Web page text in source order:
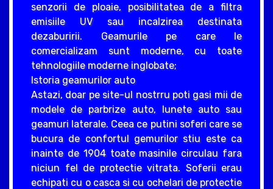
senzorii de ploaie, posibilitatea de a filtra
emisiile UV sau incalzirea destinata
dezaburirii. Geamurile pe care le
comercializam sunt moderne, cu toate
tehnologiile moderne inglobate;
Istoria geamurilor auto
Astazi, doar pe site-ul nostrru poti gasi mii de
modele de parbrize auto, lunete auto sau
geamuri laterale. Ceea ce putini soferi care se
bucura de confortul gemurilor stiu este ca
inainte de 1904 toate masinile circulau fara
niciun fel de protectie vitrata. Soferii erau
echipati cu o casca si cu ochelari de protectie